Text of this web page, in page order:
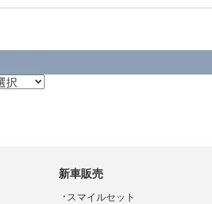
新車販売
スマイルセット